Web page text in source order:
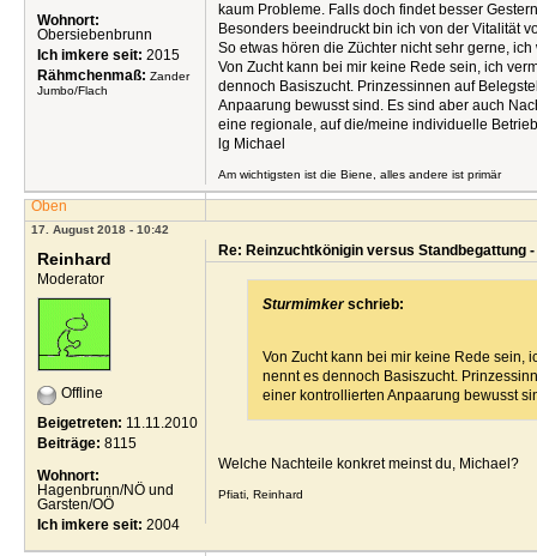
Wohnort:
Obersiebenbrunn
Ich imkere seit: 2015
Rähmchenmaß: Zander
Jumbo/Flach
kaum Probleme. Falls doch findet besser
Besonders beeindruckt bin ich von der Vitalität
So etwas hören die Züchter nicht sehr gerne,
Von Zucht kann bei mir keine Rede sein, ich
dennoch Basiszucht. Prinzessinnen auf
Anpaarung bewusst sind. Es sind aber auch
eine regionale, auf die/meine individuelle
lg Michael
Am wichtigsten ist die Biene, alles andere ist primär
Oben
17. August 2018 - 10:42
Reinhard
Moderator
Offline
Beigetreten: 11.11.2010
Beiträge: 8115
Wohnort:
Hagenbrunn/NÖ und
Garsten/OÖ
Ich imkere seit: 2004
Re: Reinzuchtkönigin versus Standbegattung
Sturmimkerschrieb:
Von Zucht kann bei mir keine Rede sein,
nennt es dennoch Basiszucht.
einer kontrollierten Anpaarung bewusst
Welche Nachteile konkret meinst du, Michael?
Pfiati, Reinhard